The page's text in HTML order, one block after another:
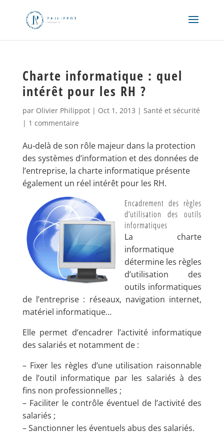
Charte informatique : quel
intérêt pour les RH ?
par Olivier Philippot| Oct 1, 2013 | Santé et sécurité
| 1 commentaire
Au-delà de son rôle majeur dans la protection
des systèmes d’information et des données de
l’entreprise, la charte informatique présente
également un réel intérêt pour les RH.
Encadrement des règles
d’utilisation des outils
informatiques
La charte
informatique
détermine les règles
d’utilisation des
outils informatiques
de l’entreprise : réseaux, navigation internet,
matériel informatique…
Elle permet d’encadrer l’activité informatique
des salariés et notamment de :
– Fixer les règles d’une utilisation raisonnable
de l’outil informatique par les salariés à des
fins non professionnelles ;
– Faciliter le contrôle éventuel de l’activité des
salariés ;
– Sanctionner les éventuels abus des salariés.